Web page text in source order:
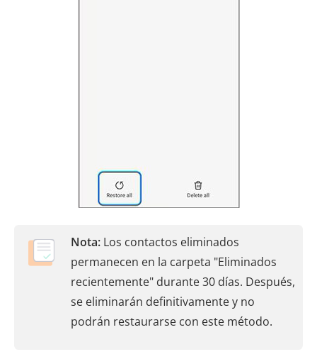
Nota: Los contactos eliminados
permanecen en la carpeta "Eliminados
recientemente" durante 30 días. Después,
se eliminarán definitivamente y no
podrán restaurarse con este método.